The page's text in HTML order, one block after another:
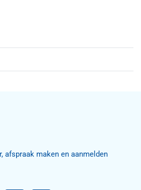
afspraak maken en aanmelden